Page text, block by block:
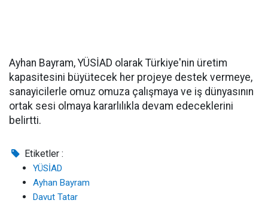
Ayhan Bayram, YÜSİAD olarak Türkiye'nin üretim
kapasitesini büyütecek her projeye destek vermeye,
sanayicilerle omuz omuza çalışmaya ve iş dünyasının
ortak sesi olmaya kararlılıkla devam edeceklerini
belirtti.
Etiketler :
YÜSİAD
Ayhan Bayram
Davut Tatar